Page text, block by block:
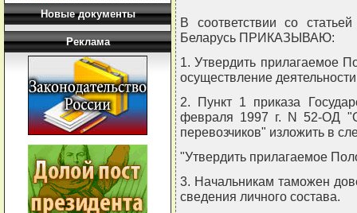
Новые документы
Реклама
В соответствии со
Беларусь ПРИКАЗЫВАЮ:
1. Утвердить прилагаемое
осуществление
2. Пункт 1 приказа
февраля 1997 г. N 52-ОД
перевозчиков" изложить в
"Утвердить прилагаемое
3. Начальникам таможен
сведения личного состава.